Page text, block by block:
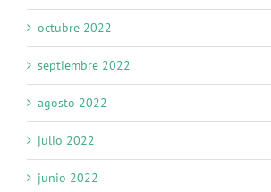
octubre 2022
septiembre 2022
agosto 2022
julio 2022
junio 2022